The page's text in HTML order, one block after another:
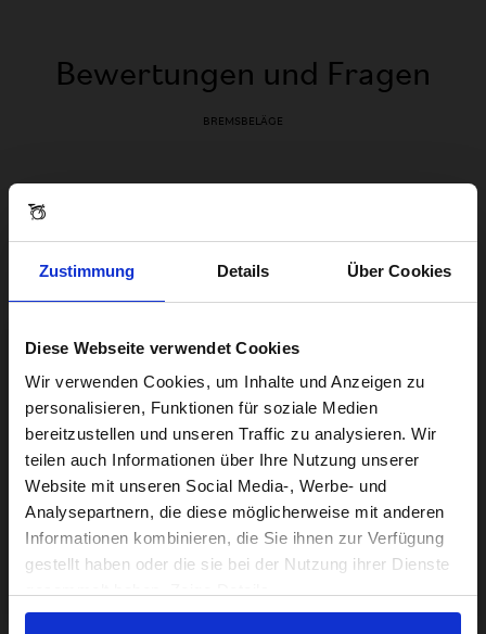
Zustimmung Details Über Cookies
Diese Webseite verwendet Cookies
Wir verwenden Cookies, um Inhalte und Anzeigen zu
personalisieren, Funktionen für soziale Medien
bereitzustellen und unseren Traffic zu analysieren. Wir
teilen auch Informationen über Ihre Nutzung unserer
Website mit unseren Social Media-, Werbe- und
Analysepartnern, die diese möglicherweise mit anderen
Informationen kombinieren, die Sie ihnen zur Verfügung
gestellt haben oder die sie bei der Nutzung ihrer Dienste
Bewertungen und Fragen
BREMSBELÄGE
Bewertungen
Visiting from the United States?
For a better experience, please visit our:
US website
No, stay here